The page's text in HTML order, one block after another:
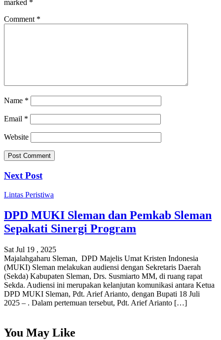
marked *
Comment *
Name *
Email *
Website
Next Post
Lintas Peristiwa
DPD MUKI Sleman dan Pemkab Sleman
Sepakati Sinergi Program
Sat Jul 19 , 2025
Majalahgaharu Sleman, DPD Majelis Umat Kristen Indonesia
(MUKI) Sleman melakukan audiensi dengan Sekretaris Daerah
(Sekda) Kabupaten Sleman, Drs. Susmiarto MM, di ruang rapat
Sekda. Audiensi ini merupakan kelanjutan komunikasi antara Ketua
DPD MUKI Sleman, Pdt. Arief Arianto, dengan Bupati 18 Juli
2025 – . Dalam pertemuan tersebut, Pdt. Arief Arianto […]
You May Like